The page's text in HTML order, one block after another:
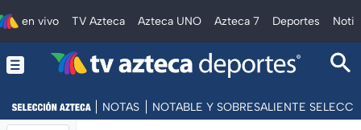
en vivo TV Azteca Azteca UNO Azteca 7 Deportes
NOTAS NOTABLE Y SOBRESALIENTE